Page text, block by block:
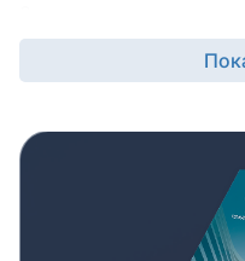
что вы сможете
всего подходит под
расположен с точки
доступности, вашим
будет комфортно
локаций. Состав
обеспечит вашей